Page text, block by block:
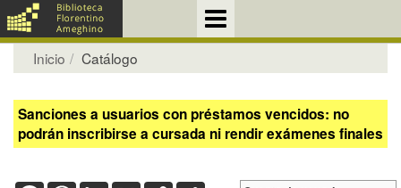
Inicio Catálogo
Sanciones a usuarios con préstamos vencidos: no
podrán inscribirse a cursada ni rendir exámenes finales